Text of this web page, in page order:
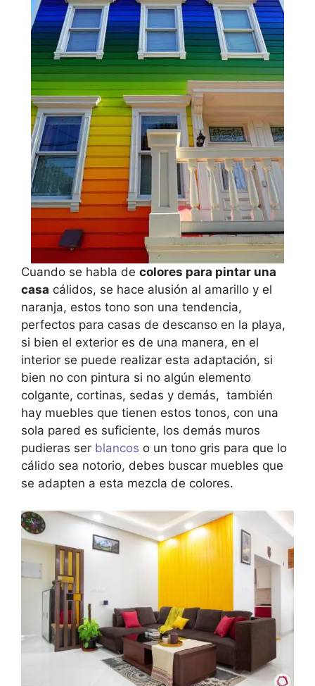
Cuando se habla de colores para pintar una
casa cálidos, se hace alusión al amarillo y el
naranja, estos tono son una tendencia,
perfectos para casas de descanso en la playa,
si bien el exterior es de una manera, en el
interior se puede realizar esta adaptación, si
bien no con pintura si no algún elemento
colgante, cortinas, sedas y demás, también
hay muebles que tienen estos tonos, con una
sola pared es suficiente, los demás muros
pudieras ser blancos o un tono gris para que lo
cálido sea notorio, debes buscar muebles que
se adapten a esta mezcla de colores.